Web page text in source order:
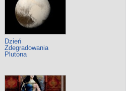
Dzień
Zdegradowania
Plutona